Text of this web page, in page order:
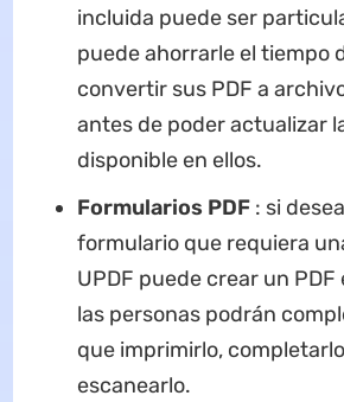
incluida puede ser
puede ahorrarle el tiempo
convertir sus PDF a
antes de poder actualizar
disponible en ellos.
Formularios PDF: si
formulario que requiera
UPDF puede crear un
las personas podrán
que imprimirlo,
escanearlo.